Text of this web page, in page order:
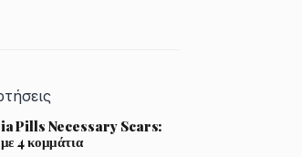
Pills Necessary Scars:
4 κομμάτια